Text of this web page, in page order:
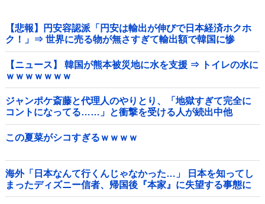
【悲報】円安容認派「円安は輸出が伸びで日本経済ホクホ
ク！」⇒ 世界に売る物が無さすぎて輸出額で韓国に惨
敗・・・
【ニュース】 韓国が熊本被災地に水を支援 ⇒ トイレの水に
ｗｗｗｗｗｗｗ
ジャンポケ斎藤と代理人のやりとり、「地獄すぎて完全に
コントになってる……」と衝撃を受ける人が続出中他
この夏菜がシコすぎるｗｗｗｗ
海外「日本なんて行くんじゃなかった…」 日本を知ってし
まったディズニー信者、帰国後『本家』に失望する事態に